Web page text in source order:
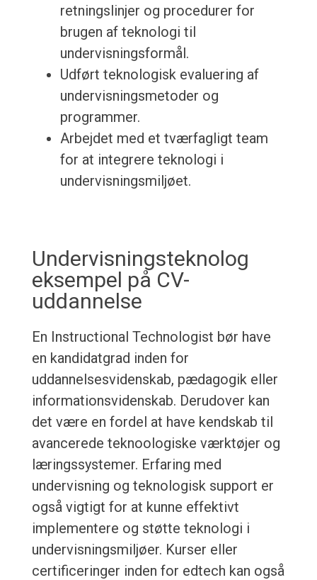
retningslinjer og procedurer for
brugen af ​​teknologi til
undervisningsformål.
Udført teknologisk evaluering af
undervisningsmetoder og
programmer.
Arbejdet med et tværfagligt team
for at integrere teknologi i
undervisningsmiljøet.
Undervisningsteknolog
eksempel på CV-
uddannelse
En Instructional Technologist bør have
en kandidatgrad inden for
uddannelsesvidenskab, pædagogik eller
informationsvidenskab. Derudover kan
det være en fordel at have kendskab til
avancerede teknoologiske værktøjer og
læringssystemer. Erfaring med
undervisning og teknologisk support er
også vigtigt for at kunne effektivt
implementere og støtte teknologi i
undervisningsmiljøer. Kurser eller
certificeringer inden for edtech kan også